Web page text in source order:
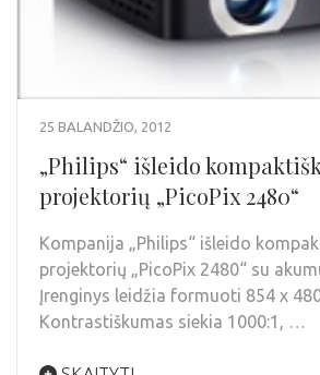
25 BALANDŽIO, 2012
„Philips“ išleido
projektorių „PicoPix 2480“
Kompanija „Philips“ išleido
projektorių „PicoPix 2480“ su
Įrenginys leidžia formuoti 854 x
Kontrastiškumas siekia 1000:1, …